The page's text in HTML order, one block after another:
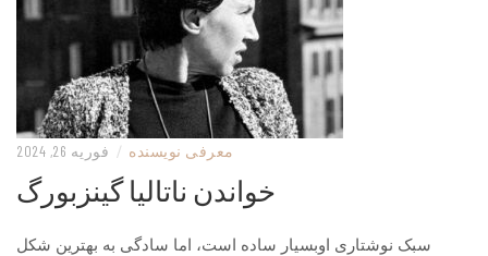
معرفی نویسنده / فوریه 26, 2024
خواندن ناتالیا گینزبورگ
سبک نوشتاری اوبسیار ساده است، اما سادگی به بهترین شکل